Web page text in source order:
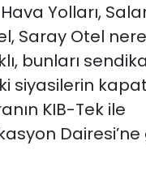
Hava Yolları,
Saray Otel
bunları
siyasilerin
KIB-Tek ile